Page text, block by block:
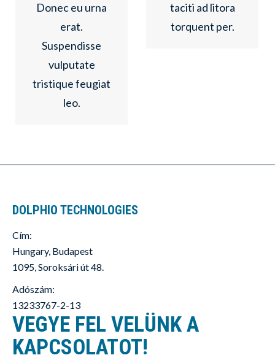
Donec eu urna
erat.
Suspendisse
vulputate
tristique feugiat
leo.
taciti ad litora
torquent per.
DOLPHIO TECHNOLOGIES
Cím:
Hungary, Budapest
1095, Soroksári út 48.
Adószám:
13233767-2-13
VEGYE FEL VELÜNK A
KAPCSOLATOT!